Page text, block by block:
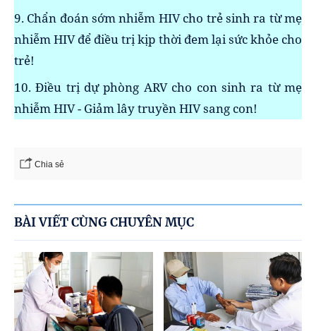
9. Chẩn đoán sớm nhiễm HIV cho trẻ sinh ra từ mẹ
nhiễm HIV để điều trị kịp thời đem lại sức khỏe cho
trẻ!
10. Điều trị dự phòng ARV cho con sinh ra từ mẹ
nhiễm HIV - Giảm lây truyền HIV sang con!
Chia sẻ
BÀI VIẾT CÙNG CHUYÊN MỤC